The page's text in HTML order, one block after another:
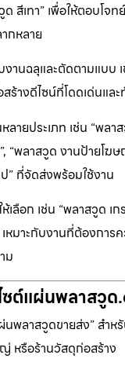
สีเทา” เพื่อให้ตอบโจ
กหลาย
งานฉลุและตัดตามแบบ
สร้างดีไซน์ที่โดดเด่นแล
ลายประเภท เช่น “พลา
“พลาสวูด งานป้ายโฆ
” ที่จัดส่งพร้อมใช้งาน
เลือก เช่น “พลาสวูด เ
มาะกับงานที่ต้องการ
ม
ซต์แผ่นพลาสวู
นพลาสวูดขายส่ง” สำห
หรือร้านวัสดุก่อสร้าง